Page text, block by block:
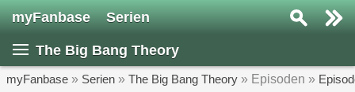
myFanbase Serien
The Big Bang Theory
myFanbase » Serien » The Big Bang Theory » Episoden »
Home
SERIEN